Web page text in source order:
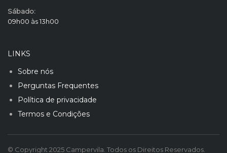
Sábado:
09h00 às 13h00
LINKS
Sobre nós
Perguntas Frequentes
Política de privacidade
Termos e Condições
© Copyright 2025 Campervila. Todos os Direitos Reservados.